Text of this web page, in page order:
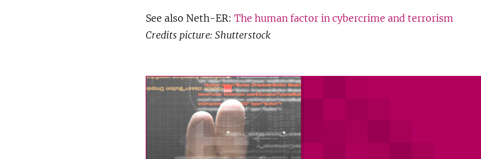
See also Neth-ER: The human factor in cybercrime and terrorism
Credits picture: Shutterstock